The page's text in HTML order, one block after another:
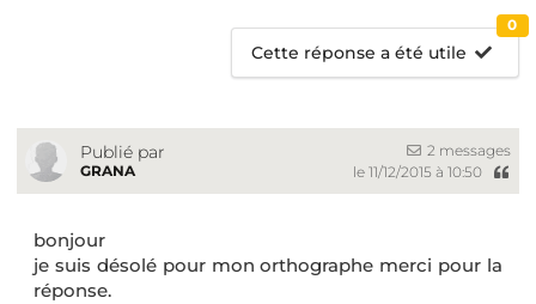
Cette réponse a été utile
0
Publié par
GRANA
2 messages
le 11/12/2015 à 10:50
bonjour
je suis désolé pour mon orthographe merci pour la
réponse.